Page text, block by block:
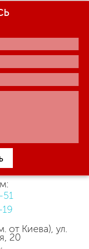
51
от Киева), ул.
20